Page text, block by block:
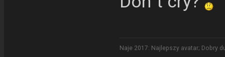
Naje 2017: Najlepszy avatar; Dobry